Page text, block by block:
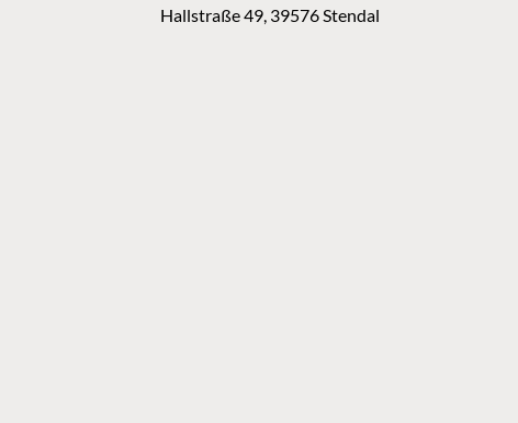
Hallstraße 49, 39576 Stendal